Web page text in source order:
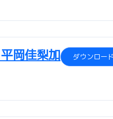
岡佳梨加
ダウンロー